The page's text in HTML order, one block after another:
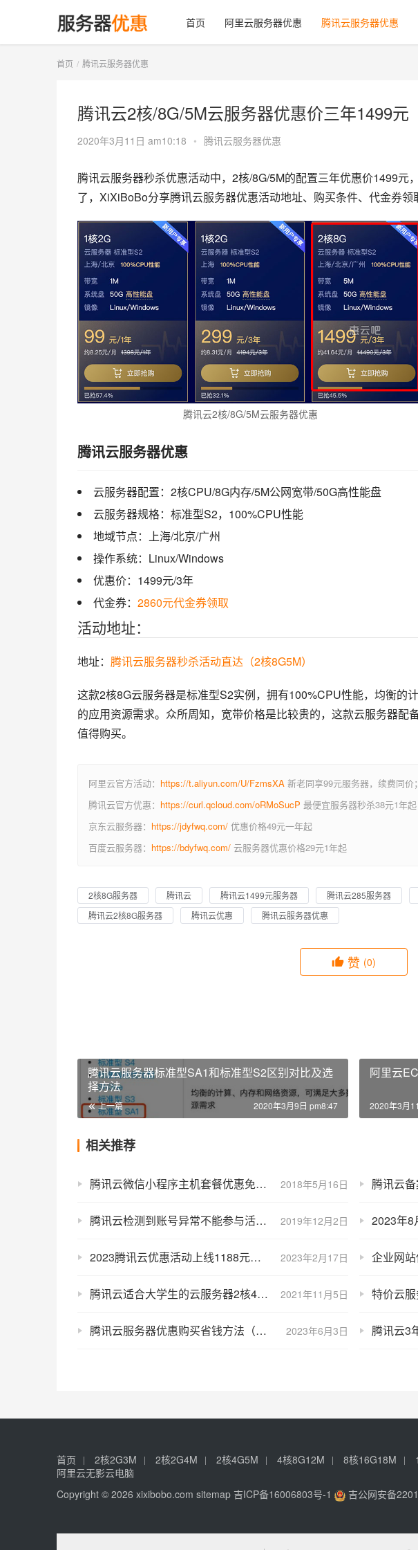
首页 阿里云服务器优惠 腾讯云服务器优惠
首页 腾讯云服务器优惠
腾讯云2核/8G/5M云服务器优惠价三年1499元
2020年3月11日 am10:18 • 腾讯云服务器优惠
腾讯云服务器秒杀优惠活动中，2核/8G/5M的配置三年优惠价1499元
了，XiXiBoBo分享腾讯云服务器优惠活动地址、购买条件、代金券领
腾讯云2核/8G/5M云服务器优惠
腾讯云服务器优惠
云服务器配置：2核CPU/8G内存/5M公网宽带/50G高性能盘
云服务器规格：标准型S2，100%CPU性能
地域节点：上海/北京/广州
操作系统：Linux/Windows
优惠价：1499元/3年
代金券： 2860元代金券领取
活动地址：
地址： 腾讯云服务器秒杀活动直达（2核8G5M）
这款2核8G云服务器是标准型S2实例，拥有100%CPU性能，均衡的
的应用资源需求。众所周知，宽带价格是比较贵的，这款云服务器配
值得购买。
阿里云官方活动： https://t.aliyun.com/U/FzmsXA 新老同享99元服务器，续费同价
腾讯云官方优惠： https://curl.qcloud.com/oRMoSucP 最便宜服务器秒杀38元1年起
京东云服务器： https://jdyfwq.com/ 优惠价格49元一年起
百度云服务器： https://bdyfwq.com/ 云服务器优惠价格29元1年起
2核8G服务器 腾讯云 腾讯云1499元服务器 腾讯云285服务器
腾讯云2核8G服务器
腾讯云优惠 腾讯云服务器优惠
赞 (0)
腾讯云服务器标准型SA1和标准型S2区别对比及选
择方法
上一篇 2020年3月9日 pm8:47
阿里云
2020年3月
相关推荐
2018年5月16日
腾讯云微信小程序主机套餐优惠免费3个月
2019年12月2日
腾讯云检测到账号异常不能参与活动的解决方法
2023年2月17日
2023腾讯云优惠活动上线1188元代金券免费领取中
2021年11月5日
腾讯云适合大学生的云服务器2核4G8M带宽70元年189元3年
2023年6月3日
腾讯云服务器优惠购买省钱方法（超划算）
首页 2核2G3M 2核2G4M 2核4G5M 4核8G12M 8核16G18M
阿里云无影云电脑
Copyright © 2026 xixibobo.com sitemap 吉ICP备16006803号-1 吉公网安备